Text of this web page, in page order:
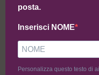
posta.
Inserisci NOME
Personalizza questo testo di